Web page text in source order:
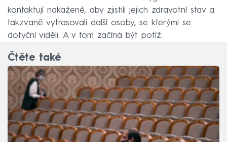
kontaktují nakažené, aby zjistili jejich zdravotní stav a
takzvaně vytrasovali další osoby, se kterými se
dotyční viděli. A v tom začíná být potíž.
Čtěte také